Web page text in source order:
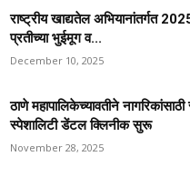
राष्ट्रीय खाद्यतेल अभियानांतर्गत
प्रतीच्या भुईमूग व...
December 10, 2025
ठाणे महापालिकेच्यावतीने
स्पेशालिटी डेंटल क्लिनीक सुरू
November 28, 2025